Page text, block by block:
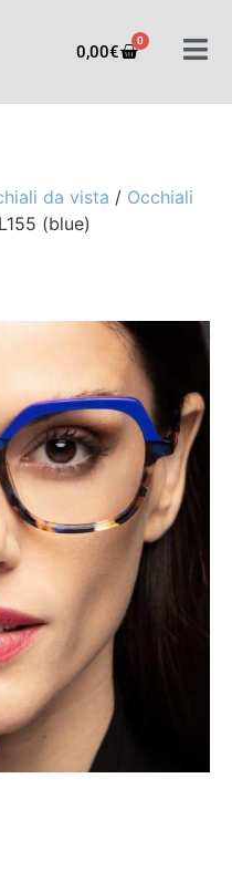
0,00€
0
da vista / Occhiali
(blue)